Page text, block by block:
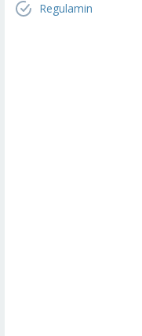
Regulamin